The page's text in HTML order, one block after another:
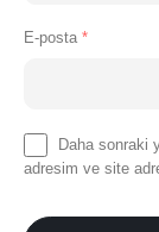
E-posta *
Daha sonraki
adresim ve site